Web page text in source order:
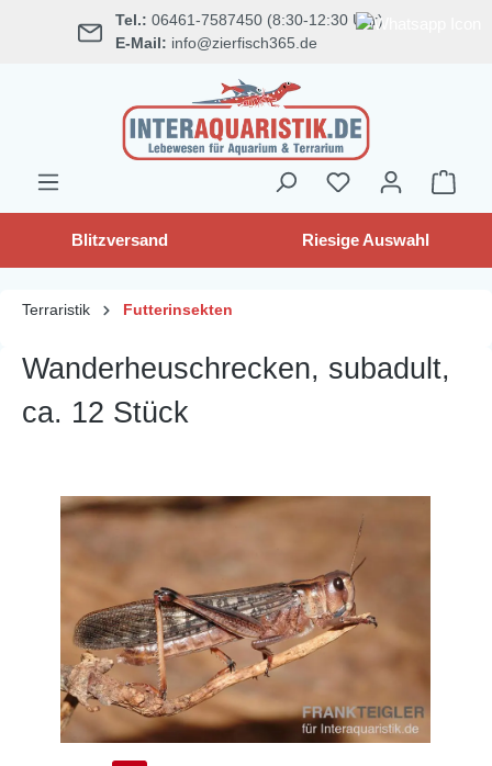
springen Tel.: 06461-7587450 (8:30-12:30 Uhr)
E-Mail: info@zierfisch365.de
Blitzversand Riesige Auswahl
Terraristik Futterinsekten
Wanderheuschrecken, subadult,
ca. 12 Stück
Bildergalerie überspringen